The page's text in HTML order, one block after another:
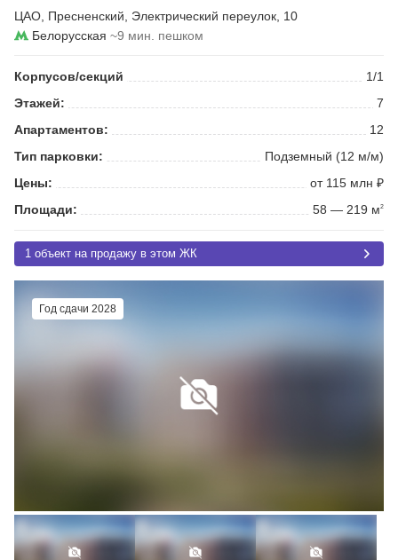
ЦАО Пресненский Электрический переулок , 10
Белорусская ~9 мин. пешком
Корпусов/секций
1/1
Этажей:
7
Апартаментов:
12
Тип парковки:
Подземный (12 м/м)
Цены:
от 115 млн ₽
Площади:
58 — 219 м2
1 объект на продажу в этом ЖК
Год сдачи 2028